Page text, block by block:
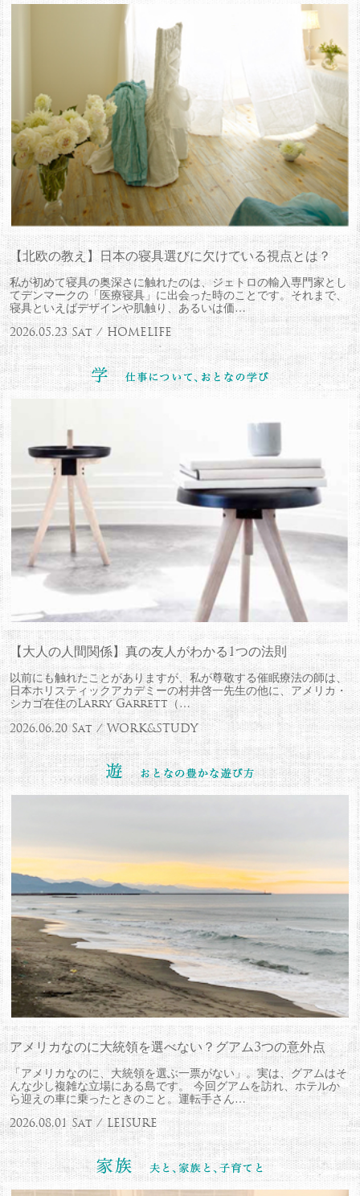
【北欧の教え】日本の寝具選びに欠けている視点とは？
私が初めて寝具の奥深さに触れたのは、ジェトロの輸入専門家とし
てデンマークの「医療寝具」に出会った時のことです。それまで、
寝具といえばデザインや肌触り、あるいは価…
2026.05.23 Sat / HOMELIFE
【大人の人間関係】真の友人がわかる1つの法則
以前にも触れたことがありますが、私が尊敬する催眠療法の師は、
日本ホリスティックアカデミーの村井啓一先生の他に、アメリカ・
シカゴ在住のLarry Garrett（…
2026.06.20 Sat / WORK&STUDY
アメリカなのに大統領を選べない？グアム3つの意外点
「アメリカなのに、大統領を選ぶ一票がない」。実は、グアムはそ
んな少し複雑な立場にある島です。 今回グアムを訪れ、ホテルか
ら迎えの車に乗ったときのこと。運転手さん…
2026.08.01 Sat / LEISURE